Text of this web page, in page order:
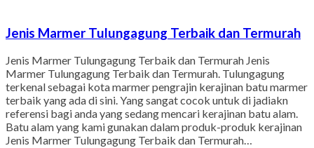
Jenis Marmer Tulungagung Terbaik dan Termurah
Jenis Marmer Tulungagung Terbaik dan Termurah Jenis
Marmer Tulungagung Terbaik dan Termurah. Tulungagung
terkenal sebagai kota marmer pengrajin kerajinan batu marmer
terbaik yang ada di sini. Yang sangat cocok untuk di jadiakn
referensi bagi anda yang sedang mencari kerajinan batu alam.
Batu alam yang kami gunakan dalam produk-produk kerajinan
Jenis Marmer Tulungagung Terbaik dan Termurah…